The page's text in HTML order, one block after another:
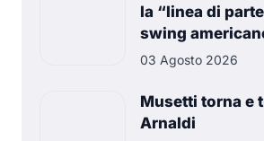
la “linea di
swing
03 Agosto 2026
Musetti torna e
Arnaldi